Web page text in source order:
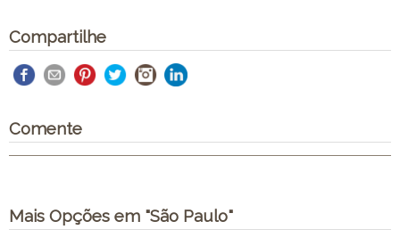
Compartilhe
Comente
Mais Opções em "São Paulo"